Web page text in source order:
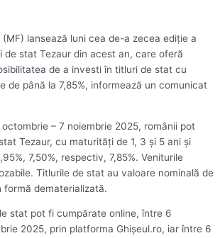
lansează luni cea de-a zecea ediţie a
de stat Tezaur din acest an, care oferă
de a investi în titluri de stat cu
de până la 7,85%, informează un comunicat
– 7 noiembrie 2025, românii pot
Tezaur, cu maturităţi de 1, 3 şi 5 ani şi
7,50%, respectiv, 7,85%. Veniturile
Titlurile de stat au valoare nominală de
formă dematerializată.
stat pot fi cumpărate online, între 6
2025, prin platforma Ghişeul.ro, iar între 6